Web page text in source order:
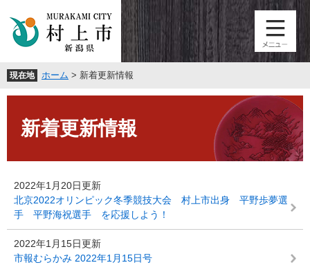
頭
で
飛
ば
現在地 ホーム > 新着更新情報
新着更新情報
2022年1月20日更新
北京2022オリンピック冬季競技大会 村上市出身 平野歩夢選
手 平野海祝選手 を応援しよう！
2022年1月15日更新
市報むらかみ 2022年1月15日号